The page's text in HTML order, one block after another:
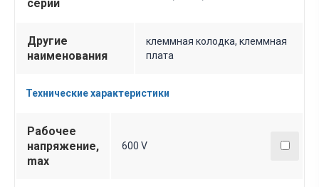
серии
Другие
наименования
клеммная колодка, клеммная
плата
Технические характеристики
Рабочее
напряжение,
max
600 V